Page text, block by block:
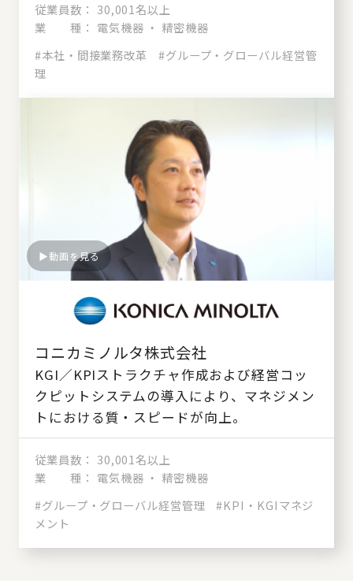
従業員数
30,001名以上
業 種
電気機器 ・ 精密機器
#本社・間接業務改革
#グループ・グローバル経営管
理
動画を見る
コニカミノルタ株式会社
KGI／KPIストラクチャ作成および経営コッ
クピットシステムの導入により、マネジメン
トにおける質・スピードが向上。
従業員数
30,001名以上
業 種
電気機器 ・ 精密機器
#グループ・グローバル経営管理
#KPI・KGIマネジ
メント